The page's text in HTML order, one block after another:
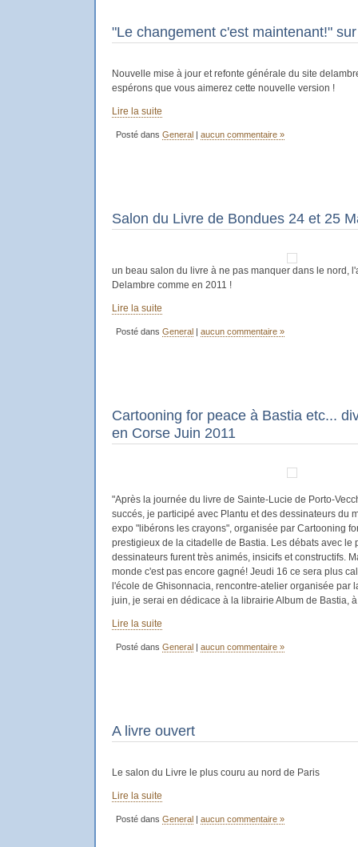
"Le changement c'est maintenant!"
Nouvelle mise à jour et refonte générale du site
espérons que vous aimerez cette nouvelle version !
Lire la suite
Posté dans General | aucun commentaire »
Salon du Livre de Bondues 24 et 25
un beau salon du livre à ne pas manquer dans le nord,
Delambre comme en 2011 !
Lire la suite
Posté dans General | aucun commentaire »
Cartooning for peace à Bastia etc...
en Corse Juin 2011
"Après la journée du livre de Sainte-Lucie de Porto-
succés, je participé avec Plantu et des dessinateurs du
expo "libérons les crayons", organisée par Cartooning
prestigieux de la citadelle de Bastia. Les débats avec le
dessinateurs furent très animés, insicifs et constructifs.
monde c'est pas encore gagné! Jeudi 16 ce sera plus
l'école de Ghisonnacia, rencontre-atelier organisée par
juin, je serai en dédicace à la librairie Album de Bastia,
Lire la suite
Posté dans General aucun commentaire »
A livre ouvert
Le salon du Livre le plus couru au nord de Paris
Lire la suite
Posté dans General aucun commentaire »